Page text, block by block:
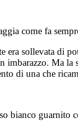
come fa
sollevata di
Ma
di una che
bianco guarnito